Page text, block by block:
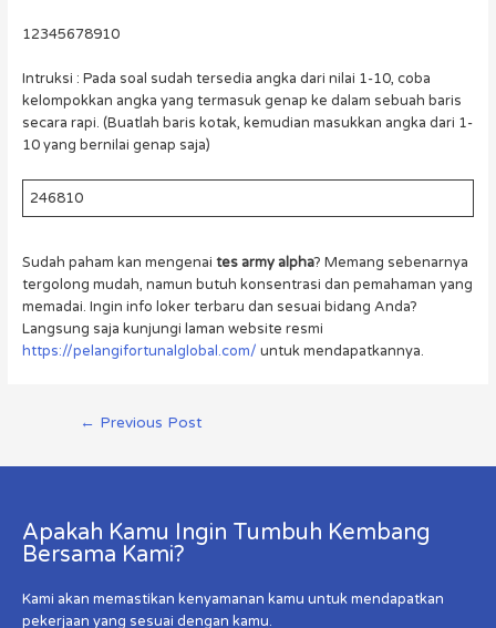
12345678910
Intruksi : Pada soal sudah tersedia angka dari nilai 1-10, coba
kelompokkan angka yang termasuk genap ke dalam sebuah baris
secara rapi. (Buatlah baris kotak, kemudian masukkan angka dari 1-
10 yang bernilai genap saja)
246810
Sudah paham kan mengenai tes army alpha? Memang sebenarnya
tergolong mudah, namun butuh konsentrasi dan pemahaman yang
memadai. Ingin info loker terbaru dan sesuai bidang Anda?
Langsung saja kunjungi laman website resmi
https://pelangifortunalglobal.com/ untuk mendapatkannya.
← Previous Post
Apakah Kamu Ingin Tumbuh Kembang
Bersama Kami?
Kami akan memastikan kenyamanan kamu untuk mendapatkan
pekerjaan yang sesuai dengan kamu.